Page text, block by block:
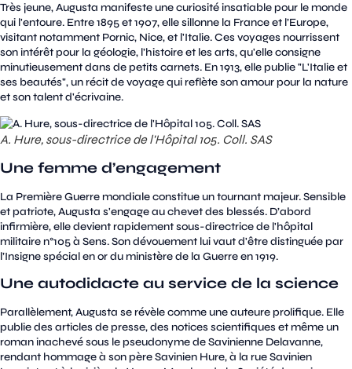
Très jeune, Augusta manifeste une curiosité insatiable pour le monde
qui l'entoure. Entre 1895 et 1907, elle sillonne la France et l’Europe,
visitant notamment Pornic, Nice, et l'Italie. Ces voyages nourrissent
son intérêt pour la géologie, l’histoire et les arts, qu'elle consigne
minutieusement dans de petits carnets. En 1913, elle publie "L'Italie et
ses beautés", un récit de voyage qui reflète son amour pour la nature
et son talent d'écrivaine.
A. Hure, sous-directrice de l'Hôpital 105. Coll. SAS
Une femme d’engagement
La Première Guerre mondiale constitue un tournant majeur. Sensible
et patriote, Augusta s'engage au chevet des blessés. D’abord
infirmière, elle devient rapidement sous-directrice de l'hôpital
militaire n°105 à Sens. Son dévouement lui vaut d'être distinguée par
l’Insigne spécial en or du ministère de la Guerre en 1919.
Une autodidacte au service de la science
Parallèlement, Augusta se révèle comme une auteure prolifique. Elle
publie des articles de presse, des notices scientifiques et même un
roman inachevé sous le pseudonyme de Savinienne Delavanne,
rendant hommage à son père Savinien Hure, à la rue Savinien